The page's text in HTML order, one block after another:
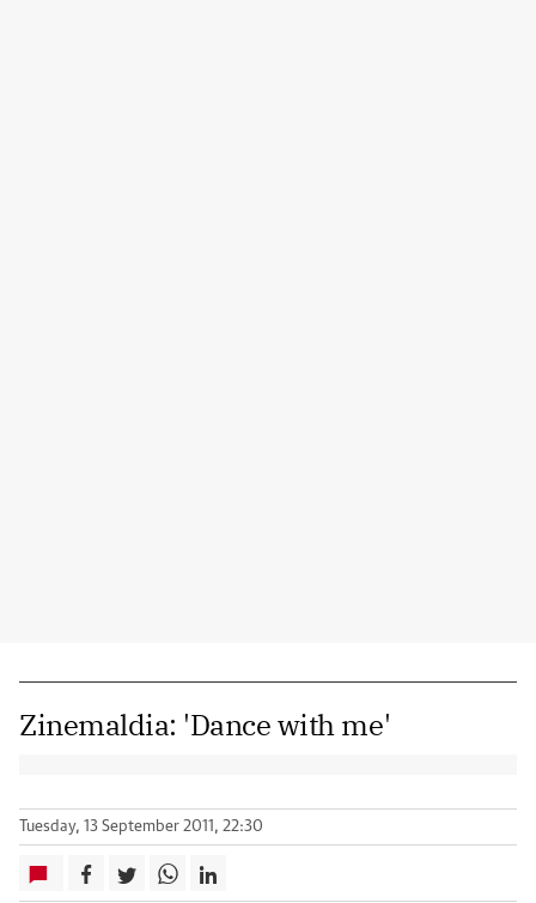
Zinemaldia: 'Dance with me'
Tuesday, 13 September 2011, 22:30